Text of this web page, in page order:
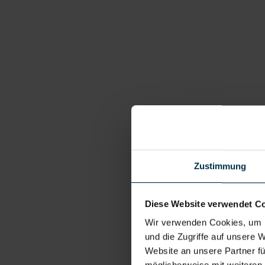
Zustimmung
Diese Website verwendet
Wir verwenden Cookies,
und die Zugriffe auf unsere
Website an unsere Partner